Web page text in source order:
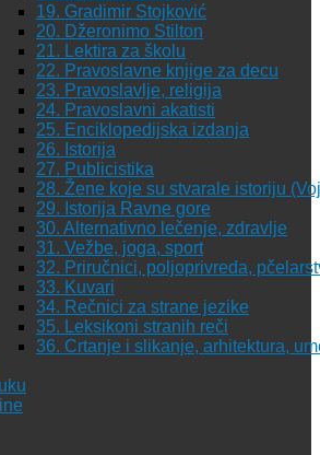
19. Gradimir Stojković
20. Džeronimo Stilton
21. Lektira za školu
22. Pravoslavne knjige za decu
23. Pravoslavlje, religija
24. Pravoslavni akatisti
25. Enciklopedijska izdanja
26. Istorija
27. Publicistika
28. Žene koje su stvarale istoriju
29. Istorija Ravne gore
30. Alternativno lečenje, zdravlje
31. Vežbe, joga, sport
32. Priručnici, poljoprivreda,
33. Kuvari
34. Rečnici za strane jezike
35. Leksikoni stranih reči
36. Crtanje i slikanje, arhitektura,